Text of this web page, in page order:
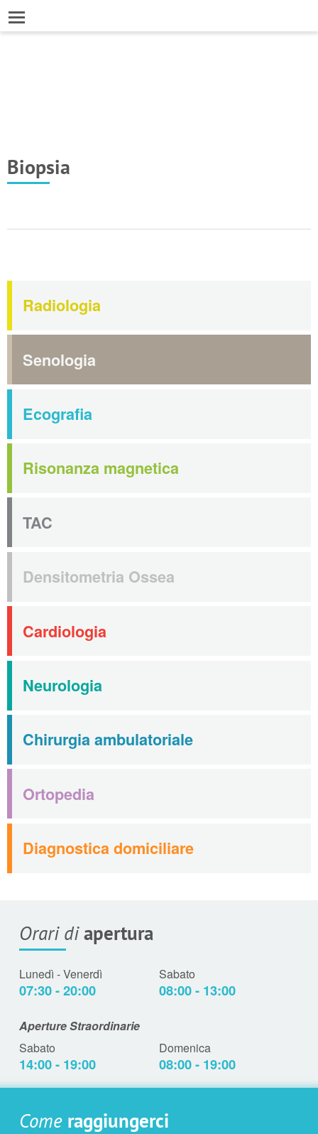
Biopsia
Radiologia
Senologia
Ecografia
Risonanza magnetica
TAC
Densitometria Ossea
Cardiologia
Neurologia
Chirurgia ambulatoriale
Ortopedia
Diagnostica domiciliare
Orari diapertura
Lunedì - Venerdì
07:30 - 20:00
Sabato
08:00 - 13:00
Aperture Straordinarie
Sabato
14:00 - 19:00
Domenica
08:00 - 19:00
Come raggiungerci